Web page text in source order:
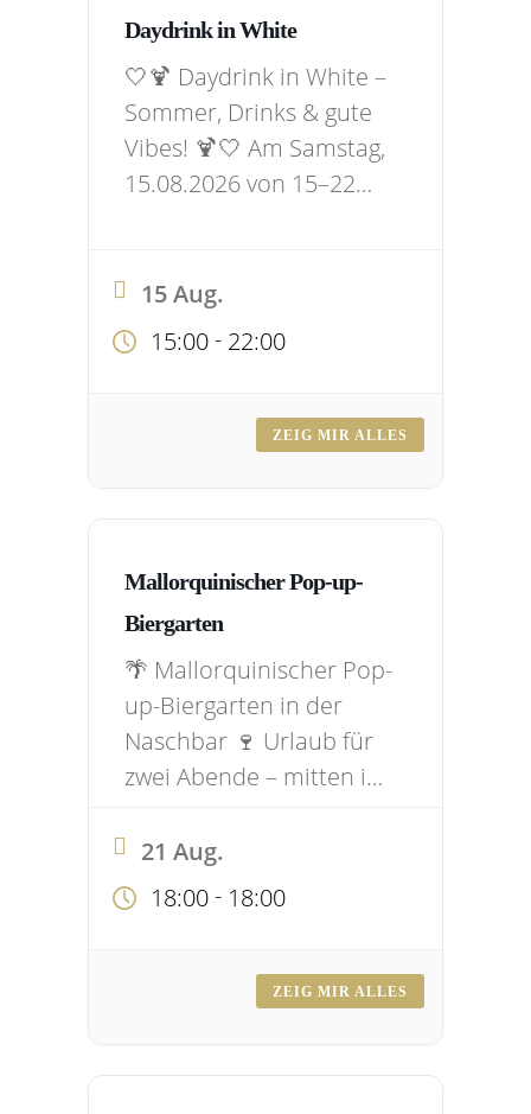
Daydrink in White
🤍🍹 Daydrink in White –
Sommer, Drinks & gute
Vibes! 🍹🤍 Am Samstag,
15.08.2026 von 15–22
entspannt, stylisch und
open air.Mit DJ Henri
Kohn, kleiner
Menge Sommerfeeling
Stress – weißes Oberteil
reicht! 😄…
15 Aug.
15:00 - 22:00
ZEIG MIR ALLES
Mallorquinischer Pop-up-
Biergarten
🌴 Mallorquinischer Pop-
up-Biergarten in der
Naschbar 🍷 Urlaub für
zwei Abende – mitten in
21. & 22. August ab 18
Uhr holen wir euch das
Mallorca-Feeling in
wetterunabhängige
21 Aug.
18:00 - 18:00
ZEIG MIR ALLES